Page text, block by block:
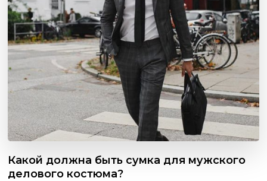
Какой должна быть сумка для мужского
делового костюма?